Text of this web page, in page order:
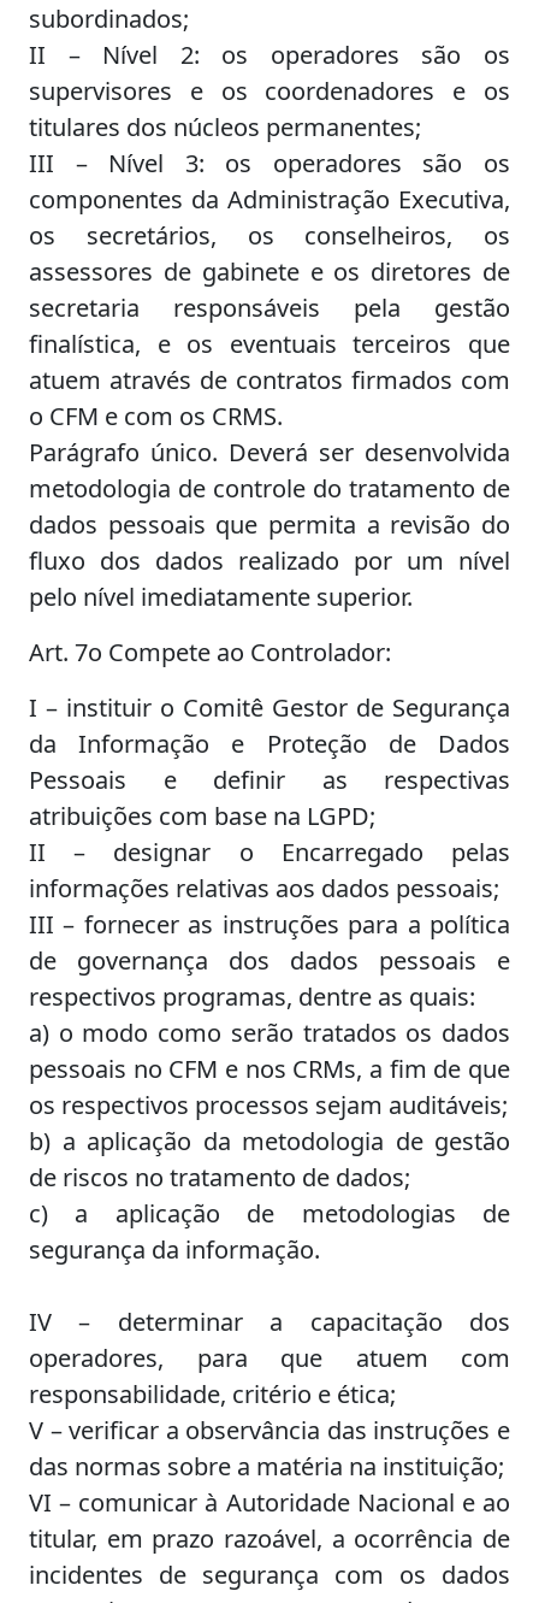
subordinados;
II – Nível 2: os operadores são os
supervisores e os coordenadores e os
titulares dos núcleos permanentes;
III – Nível 3: os operadores são os
componentes da Administração Executiva,
os secretários, os conselheiros, os
assessores de gabinete e os diretores de
secretaria responsáveis pela gestão
finalística, e os eventuais terceiros que
atuem através de contratos firmados com
o CFM e com os CRMS.
Parágrafo único. Deverá ser desenvolvida
metodologia de controle do tratamento de
dados pessoais que permita a revisão do
fluxo dos dados realizado por um nível
pelo nível imediatamente superior.
Art. 7o Compete ao Controlador:
I – instituir o Comitê Gestor de Segurança
da Informação e Proteção de Dados
Pessoais e definir as respectivas
atribuições com base na LGPD;
II – designar o Encarregado pelas
informações relativas aos dados pessoais;
III – fornecer as instruções para a política
de governança dos dados pessoais e
respectivos programas, dentre as quais:
a) o modo como serão tratados os dados
pessoais no CFM e nos CRMs, a fim de que
os respectivos processos sejam auditáveis;
b) a aplicação da metodologia de gestão
de riscos no tratamento de dados;
c) a aplicação de metodologias de
segurança da informação.
IV – determinar a capacitação dos
operadores, para que atuem com
responsabilidade, critério e ética;
V – verificar a observância das instruções e
das normas sobre a matéria na instituição;
VI – comunicar à Autoridade Nacional e ao
titular, em prazo razoável, a ocorrência de
incidentes de segurança com os dados